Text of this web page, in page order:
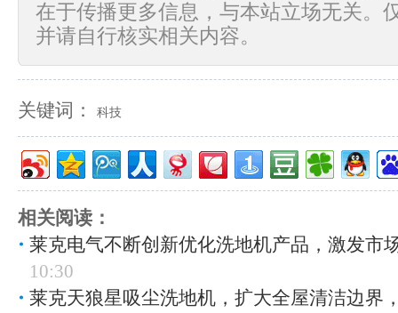
在于传播更多信息，与本站立场无关。
并请自行核实相关内容。
关键词： 科技
相关阅读：
莱克电气不断创新优化洗地机产品，激发市
10:30
莱克天狼星吸尘洗地机，扩大全屋清洁边界